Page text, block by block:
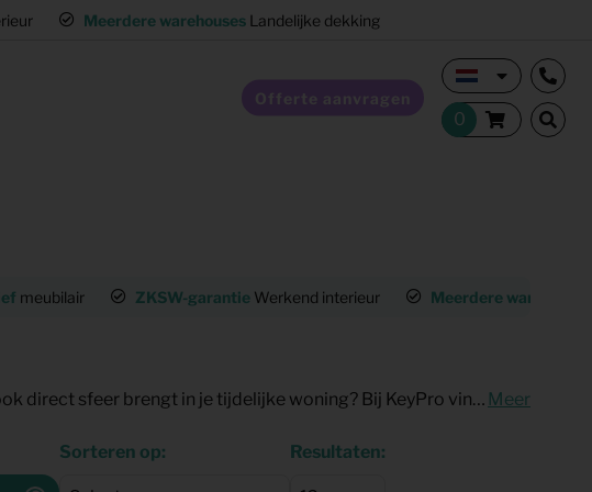
Meerdere warehouses Landelijke dekking
Offerte aanvragen
Studentenhuisvesting
meubilair ZKSW-garantie Werkend interieur Meerdere warehouses
Op zoek naar een dressoir dat niet alleen praktisch is, maar ook direct sfeer brengt in je tijdelijke woning? Bij KeyPro vind je stijlvolle dressoirs in verschillende stijlen en formaten. Of je nu een dressoir kast zoekt voor extra opbergruimte of een lage kast om je interieur af te maken: hier vind je precies wat je nodig hebt. Bekijk hier onze dressoir-opties en stel je inrichting compleet samen. Meer
Sorteren op: Resultaten: